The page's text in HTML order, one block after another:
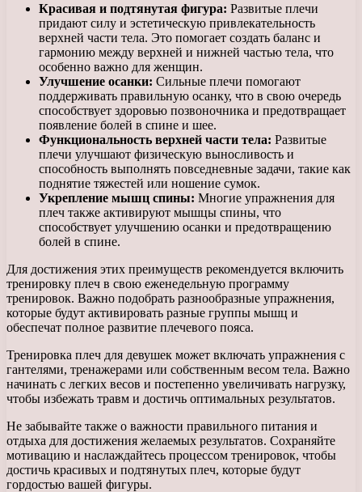
Красивая и подтянутая фигура: Развитые плечи
придают силу и эстетическую привлекательность
верхней части тела. Это помогает создать баланс и
гармонию между верхней и нижней частью тела, что
особенно важно для женщин.
Улучшение осанки: Сильные плечи помогают
поддерживать правильную осанку, что в свою очередь
способствует здоровью позвоночника и предотвращает
появление болей в спине и шее.
Функциональность верхней части тела: Развитые
плечи улучшают физическую выносливость и
способность выполнять повседневные задачи, такие как
поднятие тяжестей или ношение сумок.
Укрепление мышц спины: Многие упражнения для
плеч также активируют мышцы спины, что
способствует улучшению осанки и предотвращению
болей в спине.
Для достижения этих преимуществ рекомендуется включить
тренировку плеч в свою еженедельную программу
тренировок. Важно подобрать разнообразные упражнения,
которые будут активировать разные группы мышц и
обеспечат полное развитие плечевого пояса.
Тренировка плеч для девушек может включать упражнения с
гантелями, тренажерами или собственным весом тела. Важно
начинать с легких весов и постепенно увеличивать нагрузку,
чтобы избежать травм и достичь оптимальных результатов.
Не забывайте также о важности правильного питания и
отдыха для достижения желаемых результатов. Сохраняйте
мотивацию и наслаждайтесь процессом тренировок, чтобы
достичь красивых и подтянутых плеч, которые будут
гордостью вашей фигуры.